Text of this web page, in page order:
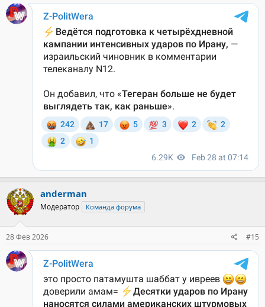
anderman
Модератор Команда форума
28 Фев 2026 #15